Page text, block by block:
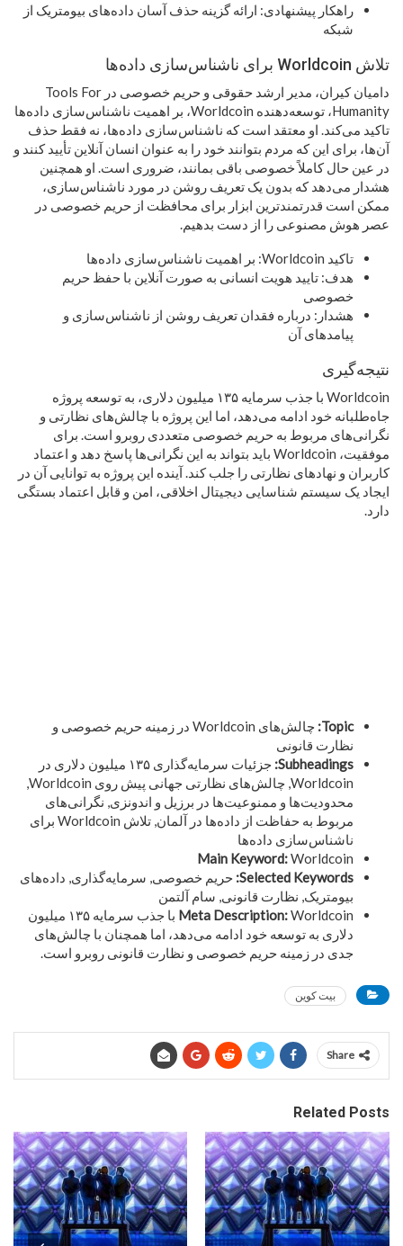
راهکار پیشنهادی: ارائه گزینه حذف آسان داده‌های بیومتریک از
شبکه
تلاش Worldcoin برای ناشناس‌سازی داده‌ها
دامیان کیران، مدیر ارشد حقوقی و حریم خصوصی در Tools For
Humanity، توسعه‌دهنده Worldcoin، بر اهمیت ناشناس‌سازی داده‌ها
تاکید می‌کند. او معتقد است که ناشناس‌سازی داده‌ها، نه فقط حذف
آن‌ها، برای این که مردم بتوانند خود را به عنوان انسان آنلاین تأیید کنند و
در عین حال کاملاً خصوصی باقی بمانند، ضروری است. او همچنین
هشدار می‌دهد که بدون یک تعریف روشن در مورد ناشناس‌سازی،
ممکن است قدرتمندترین ابزار برای محافظت از حریم خصوصی در
عصر هوش مصنوعی را از دست بدهیم.
تاکید Worldcoin: بر اهمیت ناشناس‌سازی داده‌ها
هدف: تایید هویت انسانی به صورت آنلاین با حفظ حریم
خصوصی
هشدار: درباره فقدان تعریف روشن از ناشناس‌سازی و
پیامدهای آن
نتیجه‌گیری
Worldcoin با جذب سرمایه ۱۳۵ میلیون دلاری، به توسعه پروژه
جاه‌طلبانه خود ادامه می‌دهد، اما این پروژه با چالش‌های نظارتی و
نگرانی‌های مربوط به حریم خصوصی متعددی روبرو است. برای
موفقیت، Worldcoin باید بتواند به این نگرانی‌ها پاسخ دهد و اعتماد
کاربران و نهادهای نظارتی را جلب کند. آینده این پروژه به توانایی آن در
ایجاد یک سیستم شناسایی دیجیتال اخلاقی، امن و قابل اعتماد بستگی
دارد.
Topic:
چالش‌های Worldcoin در زمینه حریم خصوصی و
نظارت قانونی
Subheadings:
جزئیات سرمایه‌گذاری ۱۳۵ میلیون دلاری در
Worldcoin, چالش‌های نظارتی جهانی پیش روی Worldcoin,
محدودیت‌ها و ممنوعیت‌ها در برزیل و اندونزی, نگرانی‌های
مربوط به حفاظت از داده‌ها در آلمان, تلاش Worldcoin برای
ناشناس‌سازی داده‌ها
Main Keyword:Worldcoin
Selected Keywords: حریم خصوصی, سرمایه‌گذاری, داده‌های
بیومتریک, نظارت قانونی, سام آلتمن
Meta Description:
Worldcoin با جذب سرمایه ۱۳۵ میلیون
دلاری به توسعه خود ادامه می‌دهد، اما همچنان با چالش‌های
جدی در زمینه حریم خصوصی و نظارت قانونی روبرو است.
بیت کوین
Share
Related Posts